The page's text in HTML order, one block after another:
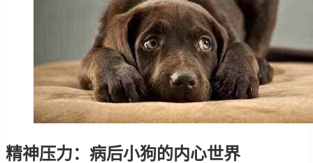
精神压力：病后小狗的内心世界